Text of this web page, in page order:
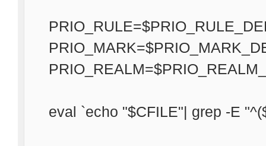
eval `echo "$CFILE"| grep -E